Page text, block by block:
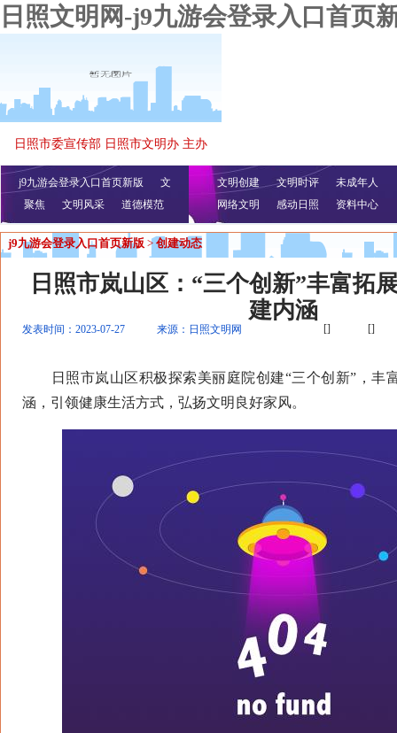
日照文明网-j9九游会登录入口首页
日照市委宣传部 日照市文明办 主办
j9九游会登录入口首页新版
文
明播报
公益视频
聚焦 文明风采 道德模范
文明创建 文明时评
未成年人
网络文明
感动日照 资料中心
j9九游会登录入口首页新版 > 创建动态
日照市岚山区：“三个创新”丰富拓
建内涵
发表时间：2023-07-27 来源：日照文明网 [] []
日照市岚山区积极探索美丽庭院创建“三个创新”，丰
涵，引领健康生活方式，弘扬文明良好家风。